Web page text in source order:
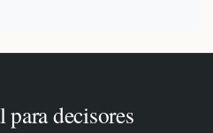
decisores